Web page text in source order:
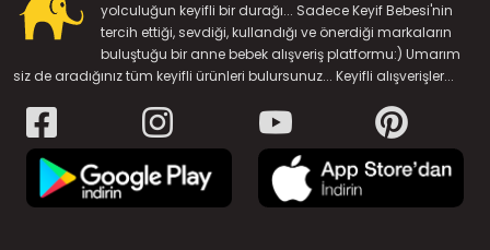
yolculuğun keyifli bir durağı... Sadece Keyif Bebesi'nin
tercih ettiği, sevdiği, kullandığı ve önerdiği markaların
buluştuğu bir anne bebek alışveriş platformu:) Umarım
siz de aradığınız tüm keyifli ürünleri bulursunuz... Keyifli alışverişler...